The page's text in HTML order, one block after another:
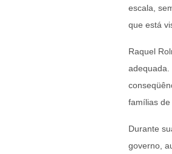
escala,
que está
Raquel
adequada.
famílias
Durante
governo,